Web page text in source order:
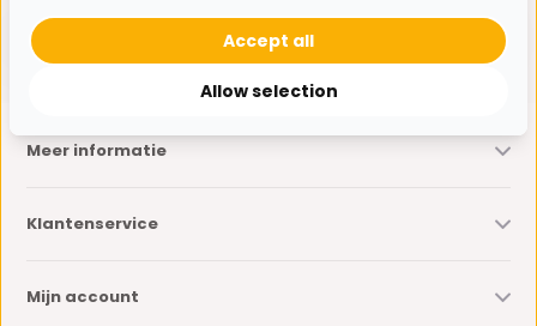
* Lees hier de wettelijke beperkingen
Meer informatie
Klantenservice
Mijn account
Allow selection
Accept all